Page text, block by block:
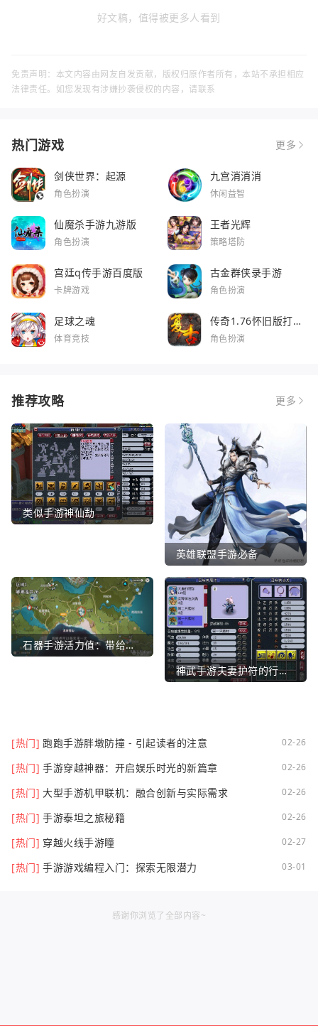
好文稿，值得被更多人看到
免责声明：本文内容由网友自发贡献，版权归原作者所有，本站不承担相应
法律责任。如您发现有涉嫌抄袭侵权的内容，请联系
热门游戏 更多
剑侠世界：起源
角色扮演
九宫消消消
休闲益智
仙魔杀手游九游版
角色扮演
王者光辉
策略塔防
宫廷q传手游百度版
卡牌游戏
古金群侠录手游
角色扮演
足球之魂
体育竞技
传奇1.76怀旧版打金
服
角色扮演
推荐攻略 更多
类似手游神仙劫
英雄联盟手游必备
石器手游活力值：带给你全新的游戏体验
神武手游夫妻护符的行业文章
[热门] 跑跑手游胖墩防撞 - 引起读者的注意 02-26
[热门] 手游穿越神器：开启娱乐时光的新篇章 02-26
[热门] 大型手游机甲联机：融合创新与实际需求 02-26
[热门] 手游泰坦之旅秘籍 02-26
[热门] 穿越火线手游瞳 02-27
[热门] 手游游戏编程入门：探索无限潜力 03-01
感谢你浏览了全部内容~